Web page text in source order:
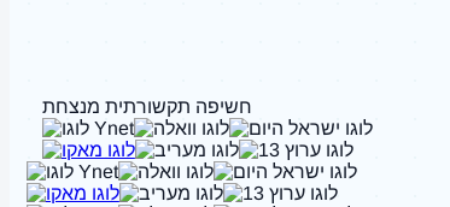
חשיפה תקשורתית מנצחת